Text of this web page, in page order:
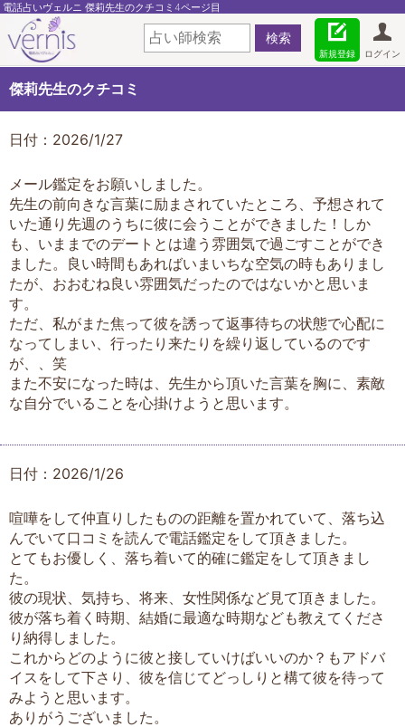
電話占いヴェルニ 傑莉先生のクチコミ4ページ目
ログイン
新規登録
傑莉先生のクチコミ
日付：2026/1/27
メール鑑定をお願いしました。
先生の前向きな言葉に励まされていたところ、予想されて
いた通り先週のうちに彼に会うことができました！しか
も、いままでのデートとは違う雰囲気で過ごすことができ
ました。良い時間もあればいまいちな空気の時もありまし
たが、おおむね良い雰囲気だったのではないかと思いま
す。
ただ、私がまた焦って彼を誘って返事待ちの状態で心配に
なってしまい、行ったり来たりを繰り返しているのです
が、、笑
また不安になった時は、先生から頂いた言葉を胸に、素敵
な自分でいることを心掛けようと思います。
日付：2026/1/26
喧嘩をして仲直りしたものの距離を置かれていて、落ち込
んでいて口コミを読んで電話鑑定をして頂きました。
とてもお優しく、落ち着いて的確に鑑定をして頂きまし
た。
彼の現状、気持ち、将来、女性関係など見て頂きました。
彼が落ち着く時期、結婚に最適な時期なども教えてくださ
り納得しました。
これからどのように彼と接していけばいいのか？もアドバ
イスをして下さり、彼を信じてどっしりと構て彼を待って
みようと思います。
ありがうございました。